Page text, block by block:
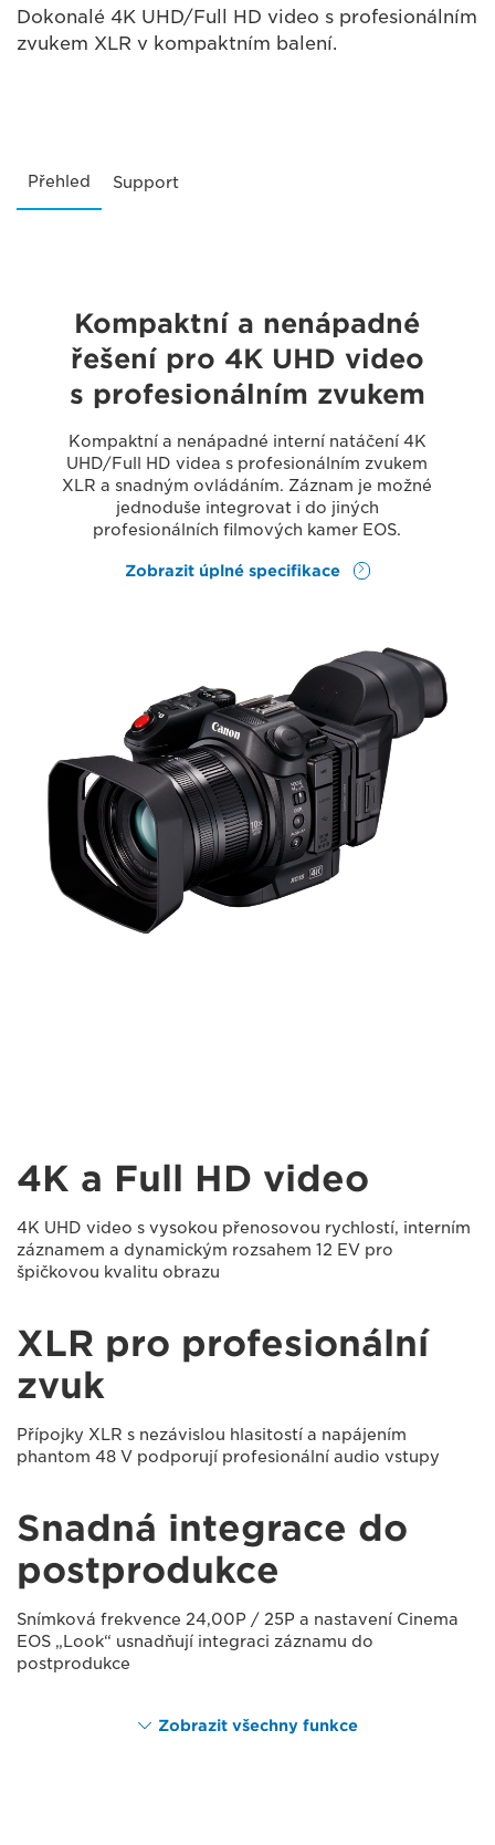
Dokonalé 4K UHD/Full HD video s profesionálním
zvukem XLR v kompaktním balení.
Přehled Support
Kompaktní a nenápadné
řešení pro 4K UHD video
s profesionálním zvukem
Kompaktní a nenápadné interní natáčení 4K
UHD/Full HD videa s profesionálním zvukem
XLR a snadným ovládáním. Záznam je možné
jednoduše integrovat i do jiných
profesionálních filmových kamer EOS.
Zobrazit úplné specifikace
4K a Full HD video
4K UHD video s vysokou přenosovou rychlostí, interním
záznamem a dynamickým rozsahem 12 EV pro
špičkovou kvalitu obrazu
XLR pro profesionální
zvuk
Přípojky XLR s nezávislou hlasitostí a napájením
phantom 48 V podporují profesionální audio vstupy
Snadná integrace do
postprodukce
Snímková frekvence 24,00P / 25P a nastavení Cinema
EOS „Look“ usnadňují integraci záznamu do
postprodukce
Zobrazit všechny funkce